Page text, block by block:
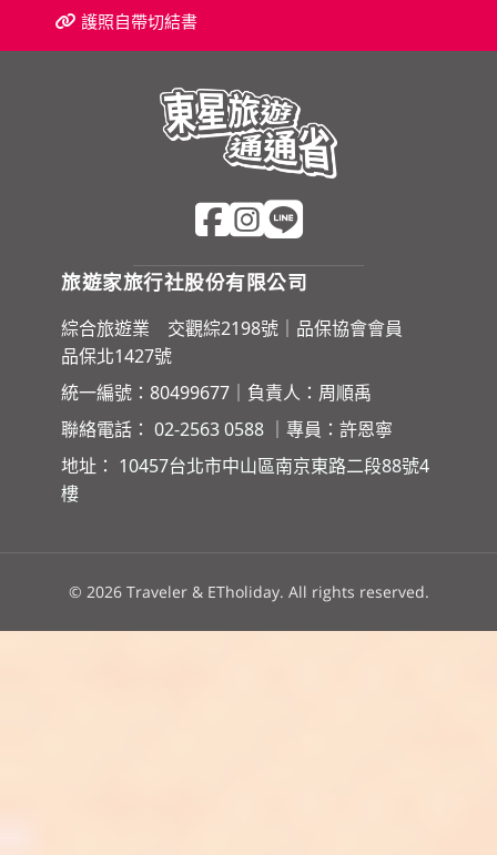
護照自帶切結書
旅遊家旅行社股份有限公司
綜合旅遊業 交觀綜2198號｜品保協會會員
品保北1427號
統一編號：80499677｜負責人：周順禹
聯絡電話： 02-2563 0588 ｜專員：許恩寧
地址： 10457台北市中山區南京東路二段88號4
樓
© 2026 Traveler & ETholiday. All rights reserved.